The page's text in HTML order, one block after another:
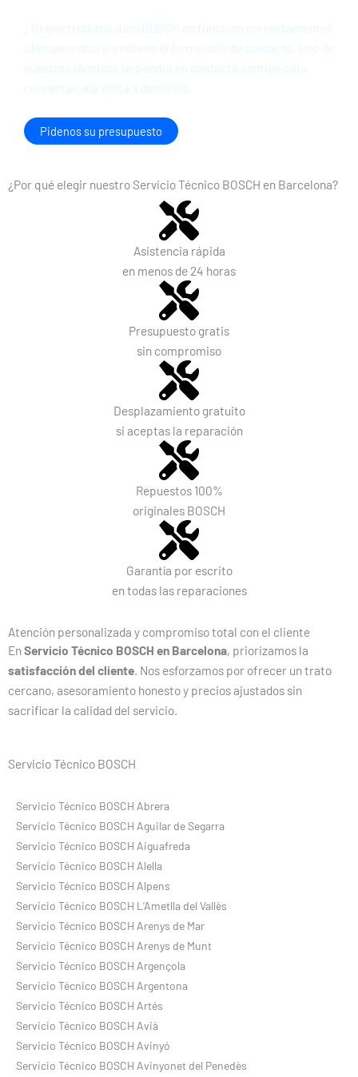
¿Tu electrodoméstico BOSCH no funciona correctamente?
Llámanos ahora o rellena el formulario de contacto. Uno de
nuestros técnicos se pondrá en contacto contigo para
concertar una visita a domicilio.
Pidenos su presupuesto
¿Por qué elegir nuestro Servicio Técnico BOSCH en Barcelona?
Asistencia rápida
en menos de 24 horas
Presupuesto gratis
sin compromiso
Desplazamiento gratuito
si aceptas la reparación
Repuestos 100%
originales BOSCH
Garantía por escrito
en todas las reparaciones
Atención personalizada y compromiso total con el cliente
EnServicio Técnico BOSCH en Barcelona, priorizamos la
satisfacción del cliente . Nos esforzamos por ofrecer un trato
cercano, asesoramiento honesto y precios ajustados sin
sacrificar la calidad del servicio.
Servicio Técnico BOSCH
Servicio Técnico BOSCH Abrera
Servicio Técnico BOSCH Aguilar de Segarra
Servicio Técnico BOSCH Aiguafreda
Servicio Técnico BOSCH Alella
Servicio Técnico BOSCH Alpens
Servicio Técnico BOSCH L’Ametlla del Vallès
Servicio Técnico BOSCH Arenys de Mar
Servicio Técnico BOSCH Arenys de Munt
Servicio Técnico BOSCH Argençola
Servicio Técnico BOSCH Argentona
Servicio Técnico BOSCH Artés
Servicio Técnico BOSCH Avià
Servicio Técnico BOSCH Avinyó
Servicio Técnico BOSCH Avinyonet del Penedès